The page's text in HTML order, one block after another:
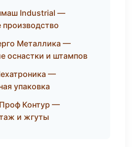
Industrial —
производство
Металлика —
оснастки и штампов
—
упаковка
Контур —
и жгуты